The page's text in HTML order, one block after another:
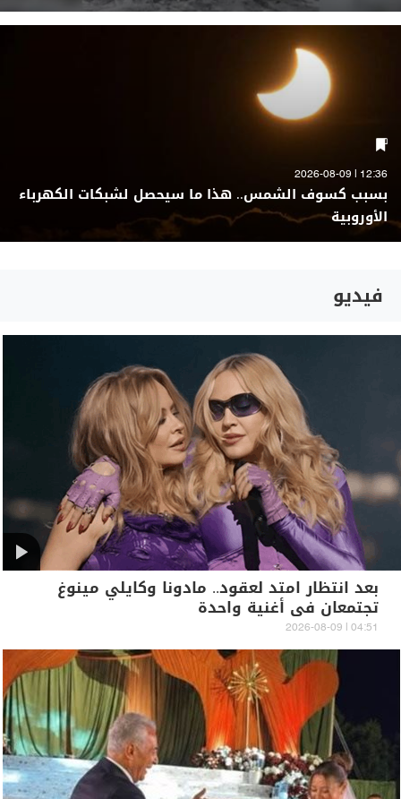
12:36 | 2026-08-09
بسبب كسوف الشمس.. هذا ما سيحصل لشبكات الكهرباء
الأوروبية
فيديو
بعد انتظار امتد لعقود.. مادونا وكايلي مينوغ
تجتمعان في أغنية واحدة
04:51 | 2026-08-09